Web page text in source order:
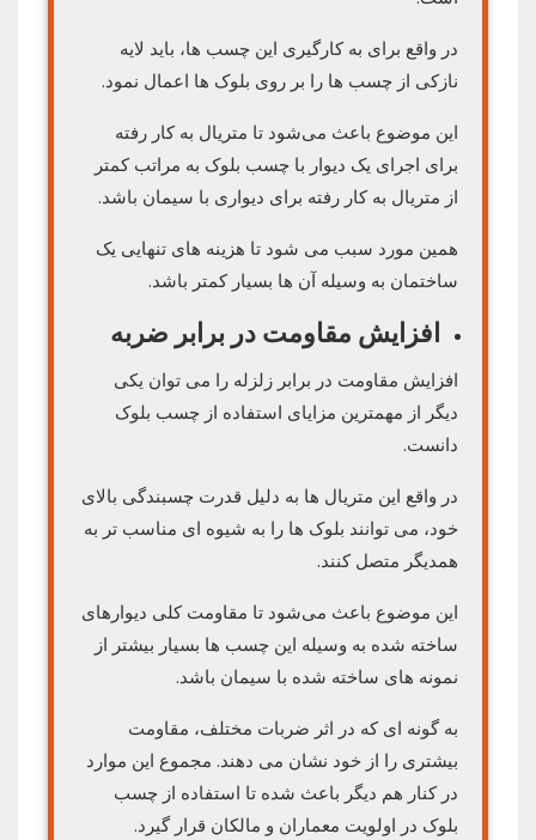
در واقع برای به کارگیری این چسب ها، باید لایه
نازکی از چسب ها را بر روی بلوک ها اعمال نمود.
این موضوع باعث می‌شود تا متریال به کار رفته
برای اجرای یک دیوار با چسب بلوک به مراتب کمتر
از متریال به کار رفته برای دیواری با سیمان باشد.
همین مورد سبب می شود تا هزینه های تنهایی یک
ساختمان به وسیله آن ها بسیار کمتر باشد.
افزایش مقاومت در برابر ضربه
افزایش مقاومت در برابر زلزله را می توان یکی
دیگر از مهمترین مزایای استفاده از چسب بلوک
دانست.
در واقع این متریال ها به دلیل قدرت چسبندگی بالای
خود، می توانند بلوک ها را به شیوه‌ ای مناسب تر به
همدیگر متصل کنند.
این موضوع باعث می‌شود تا مقاومت کلی دیوارهای
ساخته شده به وسیله این چسب ها بسیار بیشتر از
نمونه های ساخته شده با سیمان باشد.
به گونه ای که در اثر ضربات مختلف، مقاومت
بیشتری را از خود نشان می دهند. مجموع این موارد
در کنار هم دیگر باعث شده تا استفاده از چسب
بلوک در اولویت معماران و مالکان قرار گیرد.